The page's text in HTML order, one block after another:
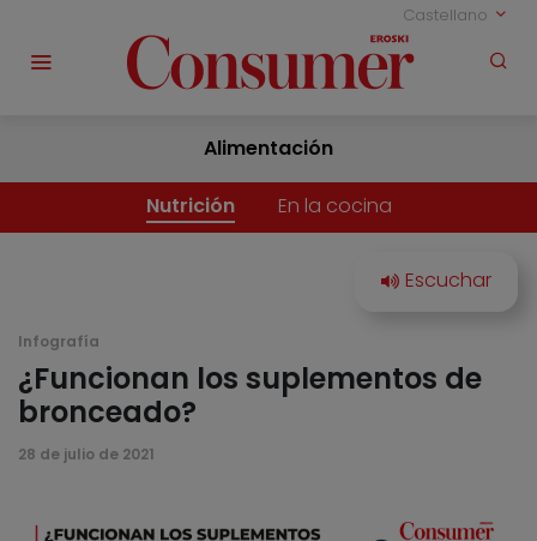
Castellano
Alimentación
Nutrición En la cocina
Infografía
¿Funcionan los suplementos de
bronceado?
28 de julio de 2021